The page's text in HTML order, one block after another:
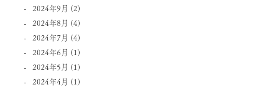
2024年9月 (2)
2024年8月 (4)
2024年7月 (4)
2024年6月 (1)
2024年5月 (1)
2024年4月 (1)